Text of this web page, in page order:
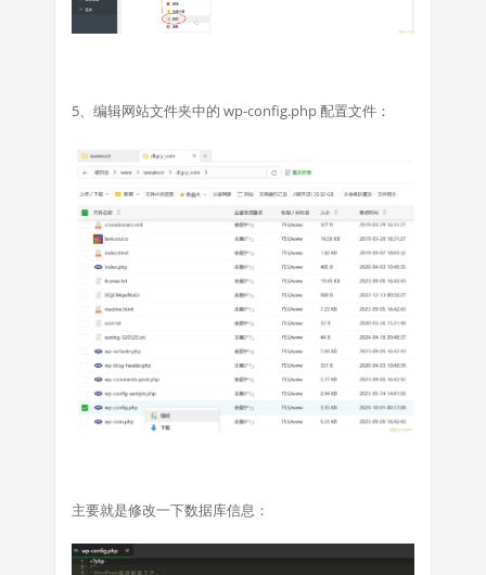
5、编辑网站文件夹中的 wp-config.php 配置文件：
主要就是修改一下数据库信息：